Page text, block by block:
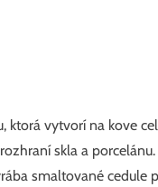
ktorá vytvorí na kove
skla a
smaltované cedule